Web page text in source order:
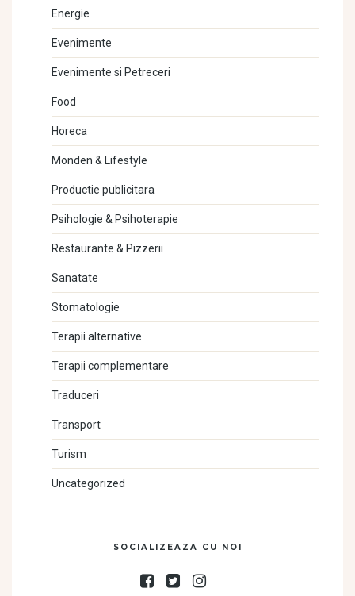
Energie
Evenimente
Evenimente si Petreceri
Food
Horeca
Monden & Lifestyle
Productie publicitara
Psihologie & Psihoterapie
Restaurante & Pizzerii
Sanatate
Stomatologie
Terapii alternative
Terapii complementare
Traduceri
Transport
Turism
Uncategorized
SOCIALIZEAZA CU NOI